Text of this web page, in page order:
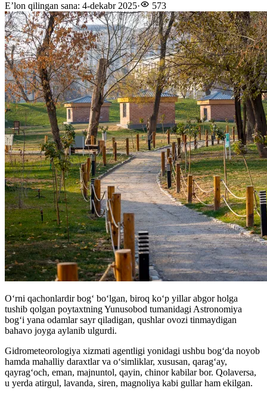
E’lon qilingan sana: 4-dekabr 2025· 573
Oʻrni qachonlardir bogʻ boʻlgan, biroq koʻp yillar abgor holga
tushib qolgan poytaxtning Yunusobod tumanidagi Astronomiya
bogʻi yana odamlar sayr qiladigan, qushlar ovozi tinmaydigan
bahavo joyga aylanib ulgurdi.
Gidrometeorologiya xizmati agentligi yonidagi ushbu bogʻda noyob
hamda mahalliy daraxtlar va oʻsimliklar, xususan, qaragʻay,
qayragʻoch, eman, majnuntol, qayin, chinor kabilar bor. Qolaversa,
u yerda atirgul, lavanda, siren, magnoliya kabi gullar ham ekilgan.